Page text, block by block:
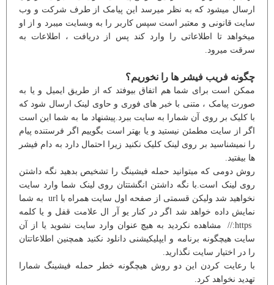
ارسال میشود که به نظر میرسد این پیامک از طرف شرکت و وب
سایت قانونی و معتبر است سپس کاربر را به وبسایت میبرد و از او
میخواهد تا اطلاعاتی را وارد کند پس از دریافت ، اطلاعات به
سرقت میرود.
چگونه فریب فیشر ها را نخوریم؟
ممکن است برای شما هم اتفاق بیوفتد که از طریق ایمیل و یا به
صورت پیامک ، متنی با خبر های فوری و حاوی لینک ارسال شود که
با کلیک بر روی آن شمارا به سایت ببرد.پیشنهاد ما به شما این است
اگر از سایت مطمئن نیستید و یا بهتر است بگوییم اگر فرستنده پیام
را نمیشناسید بر روی لینک کلیک نکنید زیرا احتمال دارد به دام فیشر
ها بیفتید.
روش دومی که میتوانید حمله فیشینگ را تشخیص بدهید نگه داشتن
روی لینک است.با نگه داشتن انگشتتان روی لینک شما وارد سایت
نخواهید شد ولیکن قسمتی از صفحه اول سایت همراه با url به شما
نمایش داده خواهد شد اگر در کنار یو آر ال علامت قفل و یا کلمه
https:// مشاهده نکردید به هیچ عنوان وارد سایت نشوید یا از آن
سایت هیچگونه برنامه و ایپلیکیشنی دانلود نکنید همچنین اطلاعاتتان
را در اختیار سایت نگذارید.
با رعایت کردن این دو روش هیچگونه خطر حمله فیشینگ شمارا
تهدید نخواهد کرد.